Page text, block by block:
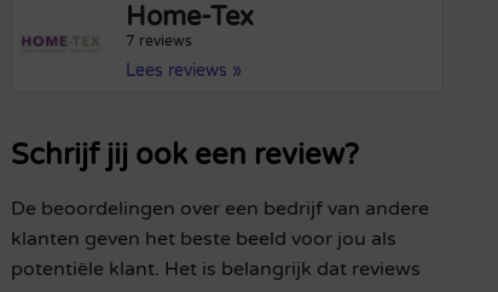
Home-Tex
7 reviews
Lees reviews »
Schrijf jij ook een review?
De beoordelingen over een bedrijf van andere
klanten geven het beste beeld voor jou als
potentiële klant. Het is belangrijk dat reviews